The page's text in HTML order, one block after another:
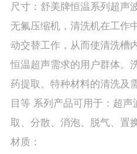
尺寸：舒美牌恒温系列超声
无氟压缩机，清洗机在工作
动交替工作，从而使清洗槽
恒温超声需求的用户群体。
药提取、特种材料的清洗及
目等 系列产品可用于：超
取、分散、消泡、脱气、置
材质：